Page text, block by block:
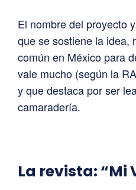
El nombre del proyecto
que se sostiene la idea,
común en México para
vale mucho (según la
y que destaca por ser
camaradería.
La revista: “Mi